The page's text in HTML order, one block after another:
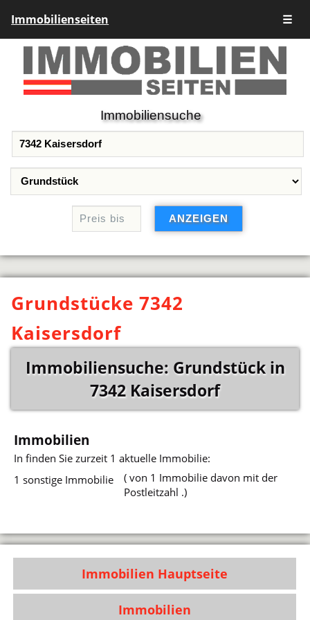
Immobilienseiten ☰
Immobiliensuche
Grundstücke 7342
Kaisersdorf
Immobiliensuche: Grundstück in
7342 Kaisersdorf
Immobilien
Infinden Sie zurzeit 1 aktuelle Immobilie:
1 sonstige Immobilie
( von 1 Immobilie davon mit der
Postleitzahl .)
Immobilien Hauptseite
Immobilien